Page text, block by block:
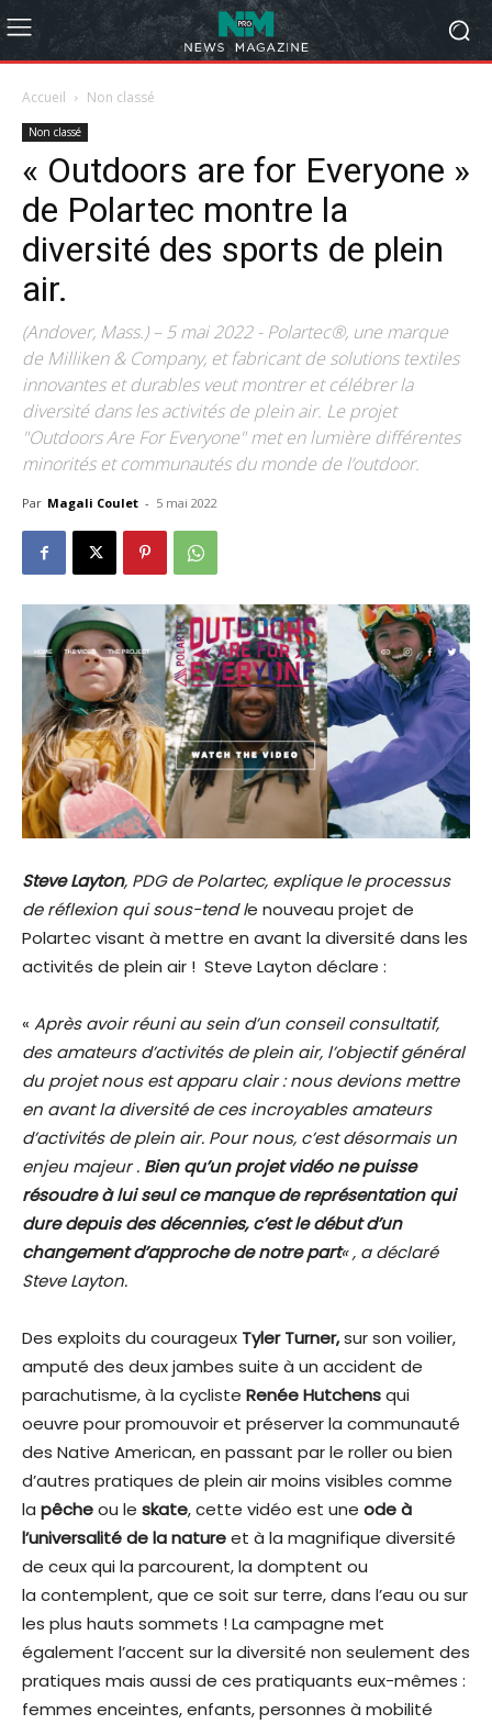
Accueil Non classé
Non classé
« Outdoors are for Everyone »
de Polartec montre la
diversité des sports de plein
air.
(Andover, Mass.) – 5 mai 2022 - Polartec®, une marque
de Milliken & Company, et fabricant de solutions textiles
innovantes et durables veut montrer et célébrer la
diversité dans les activités de plein air. Le projet
"Outdoors Are For Everyone" met en lumière différentes
minorités et communautés du monde de l’outdoor.
Par Magali Coulet - 5 mai 2022
Steve Layton, PDG de Polartec, explique le processus
de réflexion qui sous-tend le nouveau projet de
Polartec visant à mettre en avant la diversité dans les
activités de plein air ! Steve Layton déclare :
« Après avoir réuni au sein d’un conseil consultatif,
des amateurs d’activités de plein air, l’objectif général
du projet nous est apparu clair : nous devions mettre
en avant la diversité de ces incroyables amateurs
d’activités de plein air. Pour nous, c’est désormais un
enjeu majeur . Bien qu’un projet vidéo ne puisse
résoudre à lui seul ce manque de représentation qui
dure depuis des décennies, c’est le début d’un
changement d’approche de notre part« , a déclaré
Steve Layton.
Des exploits du courageux Tyler Turner,sur son voilier,
amputé des deux jambes suite à un accident de
parachutisme, à la cycliste Renée Hutchensqui
oeuvre pour promouvoir et préserver la communauté
des Native American, en passant par le roller ou bien
d’autres pratiques de plein air moins visibles comme
la pêcheou le skate, cette vidéo est une ode à
l’universalité de la natureet à la magnifique diversité
de ceux qui la parcourent, la domptent ou
la contemplent, que ce soit sur terre, dans l’eau ou sur
les plus hauts sommets ! La campagne met
également l’accent sur la diversité non seulement des
pratiques mais aussi de ces pratiquants eux-mêmes :
femmes enceintes, enfants, personnes à mobilité